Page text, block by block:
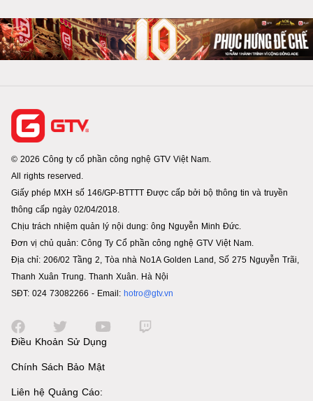
© 2026 Công ty cổ phần công nghệ GTV Việt Nam.
All rights reserved.
Giấy phép MXH số 146/GP-BTTTT Được cấp bởi bộ thông tin và truyền
thông cấp ngày 02/04/2018.
Chịu trách nhiệm quản lý nội dung: ông Nguyễn Minh Đức.
Đơn vị chủ quản: Công Ty Cổ phần công nghệ GTV Việt Nam.
Địa chỉ: 206/02 Tầng 2, Tòa nhà No1A Golden Land, Số 275 Nguyễn Trãi,
Thanh Xuân Trung. Thanh Xuân. Hà Nội
SĐT: 024 73082266 - Email: hotro@gtv.vn
Điều Khoản Sử Dụng
Chính Sách Bảo Mật
Liên hệ Quảng Cáo: